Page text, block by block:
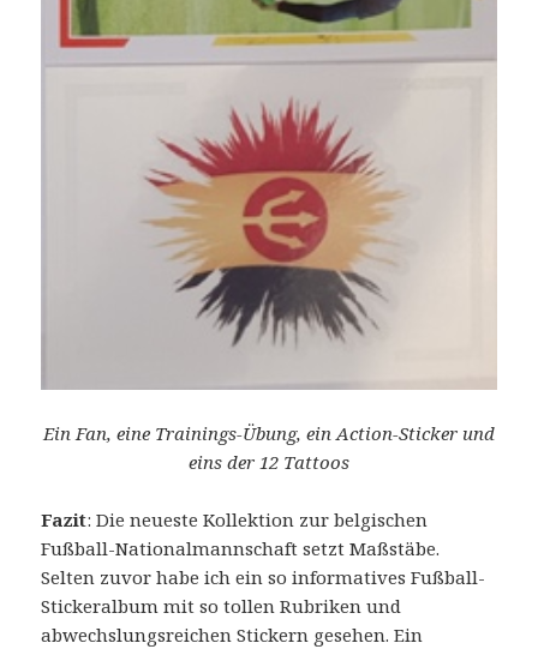
Ein Fan, eine Trainings-Übung, ein Action-Sticker und
eins der 12 Tattoos
Fazit: Die neueste Kollektion zur belgischen
Fußball-Nationalmannschaft setzt Maßstäbe.
Selten zuvor habe ich ein so informatives Fußball-
Stickeralbum mit so tollen Rubriken und
abwechslungsreichen Stickern gesehen. Ein